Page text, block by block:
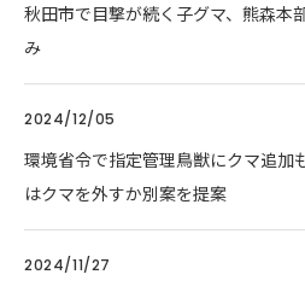
秋田市で目撃が続く子グマ、熊森本
み
2024/12/05
環境省令で指定管理鳥獣にクマ追加
はクマを外すか別案を提案
2024/11/27